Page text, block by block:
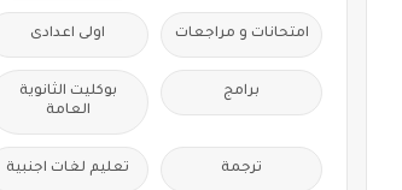
امتحانات و مراجعات اولى اعدادى
برامج
بوكليت الثانوية
العامة
ترجمة تعليم لغات اجنبية